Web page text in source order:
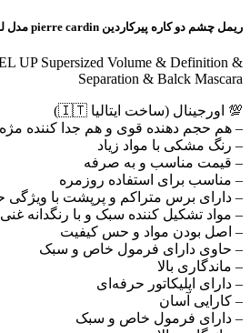
ریمل چشم دو کاره پیرکاردین pierre cardin مدل لول آپ Level Up
UP Supersized Volume & Definition &
Separation & Balck Mascara
💯 اورجینال (ساخت ایتالیا 🇮🇹)
– هم حجم دهنده قوی و هم جدا کننده مژه
– رنگ مشکی با مواد زیاد
– قیمت مناسب و به صرفه
– مناسب برای استفاده روزمره
– دارای برس متراکم و پرپشت با ویژگی
– مواد تشکیل کننده سبک و با رنگدانه غنی
– اصل بودن مواد و حس‌ کیفیت
– حاوی دارای فرمول خاص و سبک
– ماندگاری بالا
– دارای اپلیکاتور حرفه‌ای
– کارایی آسان
– دارای فرمول خاص و سبک